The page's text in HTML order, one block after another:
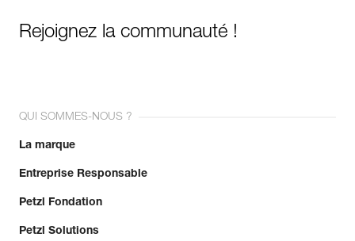
Rejoignez la communauté !
QUI SOMMES-NOUS ?
La marque
Entreprise Responsable
Petzl Fondation
Petzl Solutions